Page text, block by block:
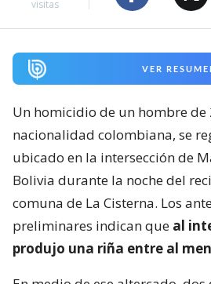
visitas
VER
Un homicidio de un hombre de
nacionalidad colombiana, se
ubicado en la intersección de
Bolivia durante la noche del
comuna de La Cisterna. Los
preliminares indican que al
produjo una riña entre al